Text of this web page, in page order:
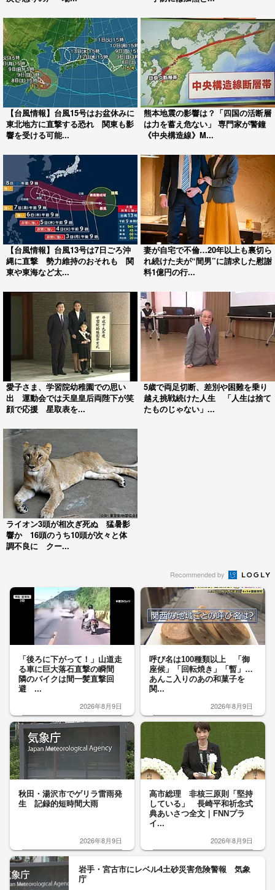
【台風情報】台風15号はお盆休みに
東北地方に直撃する恐れ 関東も影
響を受ける可能...
熊本地震の影響は？「四国の活断層
は力を蓄え危ない」 専門家が警鐘
《中央構造線》M...
【台風情報】台風13号は7日ごろ沖
縄に直撃 勢力維持のおそれも 関
東や東海など太...
妻が自宅で不倫…20年以上も裏切ら
れ続けた夫が“間男”に請求した慰謝
料1億円の行...
愛子さま、学習院幼稚園での思い
出 運動会では天皇皇后両陛下が笑
顔で応援 星取表を...
5歳で両足切断、差別や困難を乗り
越え挑戦続けた人生 「人生は捨て
たものじゃない」...
ライオン3頭が相次ぎ死ぬ 猛暑影
響か 16頭のうち10頭が次々と体
調不良に クー...
Recommended by
「後ろに下がって！」山道走
る車に巨大落石直撃の瞬間
隣のバイクは間一髪直撃回
避 ...
2026年8月9日
呼び名は100種類以上 「御
座候」「回転焼き」「暫」…
あんこ入りのあの和菓子を
関...
2026年8月9日
秋田・湯沢市でゲリラ雷雨発
生 記録的短時間大雨
2026年8月9日
高市総理 非核三原則「堅持
している」 長崎平和祈念式
典あいさつ全文｜FNNプラ
イ...
2026年8月9日
岩手・宮古市にレベル4土砂災害危険警報 気象
庁